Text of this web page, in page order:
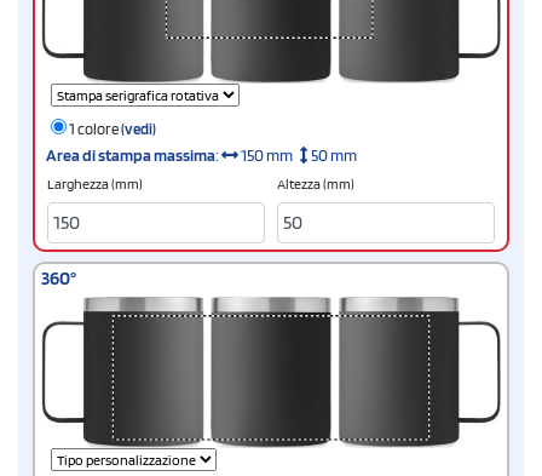
1 colore(vedi)
Area di stampa massima: 150 mm 50 mm
Larghezza (mm) Altezza (mm)
360°